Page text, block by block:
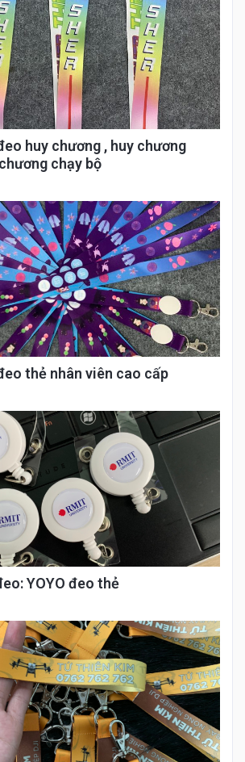
huy chương , huy chương
chạy bộ
thẻ nhân viên cao cấp
YOYO đeo thẻ